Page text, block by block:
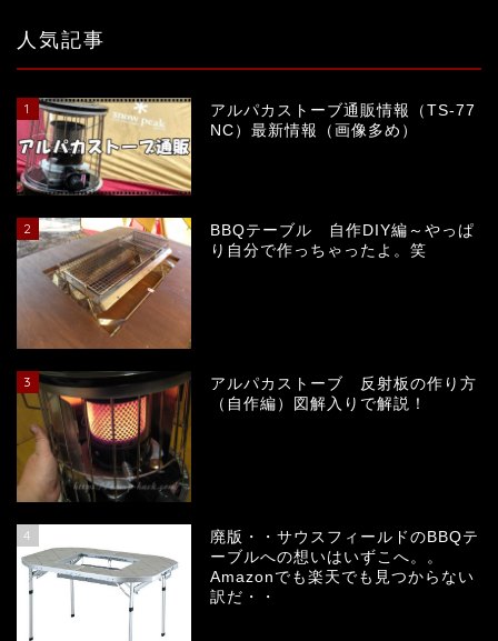
人気記事
1
アルパカストーブ通販情報（TS-77
NC）最新情報（画像多め）
2
BBQテーブル 自作DIY編～やっぱ
り自分で作っちゃったよ。笑
3
アルパカストーブ 反射板の作り方
（自作編）図解入りで解説！
4
廃版・・サウスフィールドのBBQテ
ーブルへの想いはいずこへ。。
Amazonでも楽天でも見つからない
訳だ・・
キャンプ場
キャンプギヤ＆メンテナ
ピザ窯